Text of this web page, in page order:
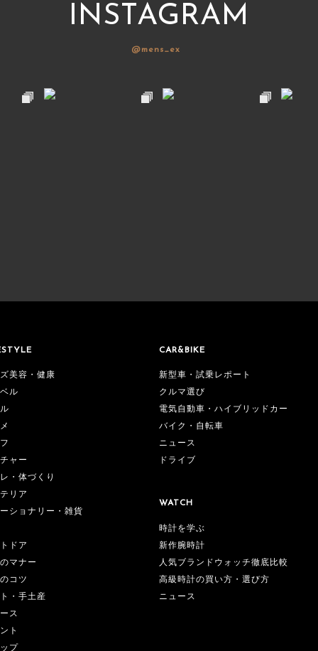
INSTAGRAM
@mens_ex
美容・健康
ル
ャー
・体づくり
リア
ショナリー・雑貨
ドア
マナー
コツ
・手土産
ス
ト
プ
CAR&BIKE
新型車・試乗レポート
クルマ選び
電気自動車・ハイブリッドカー
バイク・自転車
ニュース
ドライブ
WATCH
時計を学ぶ
新作腕時計
人気ブランドウォッチ徹底比較
高級時計の買い方・選び方
ニュース